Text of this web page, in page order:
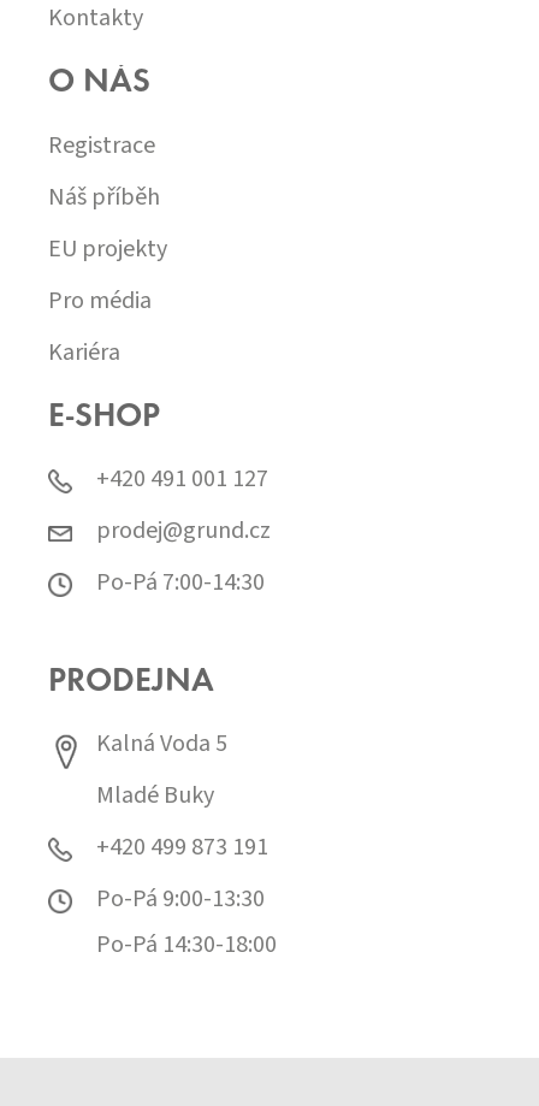
Kontakty
O NÁS
Registrace
Náš příběh
EU projekty
Pro média
Kariéra
E-SHOP
+420 491 001 127
prodej@grund.cz
Po-Pá 7:00-14:30
PRODEJNA
Kalná Voda 5
Mladé Buky
+420 499 873 191
Po-Pá 9:00-13:30
Po-Pá 14:30-18:00